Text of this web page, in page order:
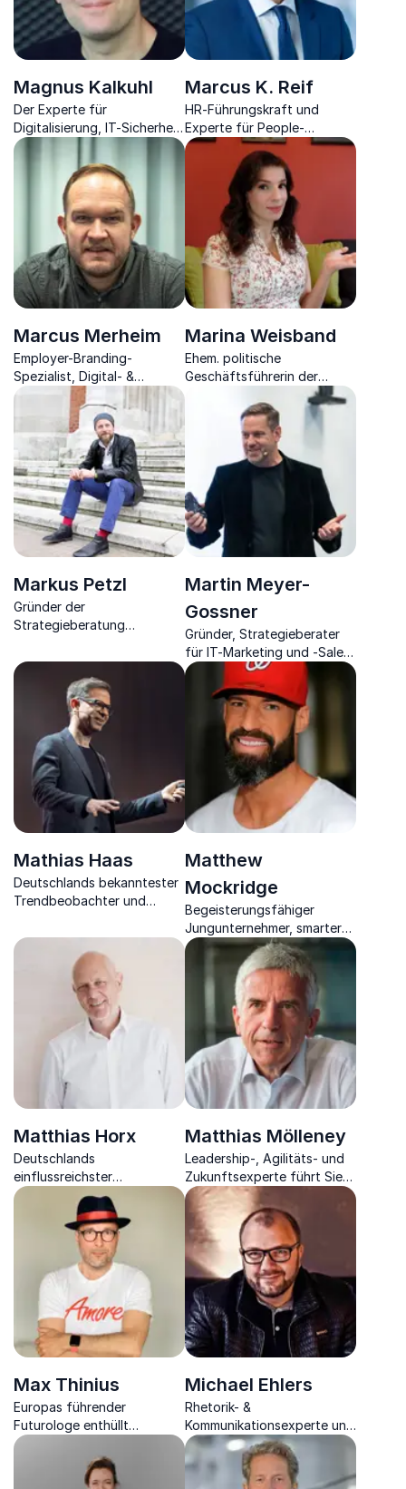
Magnus Kalkuhl
Der Experte für
Digitalisierung, IT-Sicherheit
und KI bringt Sie
geschmeidig und viel Humor
auf den aktuellsten Stand
der Technik und zeigt Ihnen
die Zukunft.
Marcus K. Reif
HR-Führungskraft und
Experte für People-
Management zeigt Ihnen
den positiven Einfluss einer
modernen Personalarbeit.
Marcus Merheim
Employer-Branding-
Spezialist, Digital- &
Medienmanager und
Marina Weisband
Ehem. politische
Geschäftsführerin der
Piratenpartei, Expertin für
digitale Partizipation &
Bildung spricht zur
politischen Meinungsbildung
& Demokratie
Markus Petzl
Gründer der
Strategieberatung
strategy“ hinterfragt
existierende
Geschäftsmodelle und
sucht neue Chancen für
Unternehmen.
Martin Meyer-
Gossner
Gründer, Strategieberater
für IT-Marketing und -Sales;
Moderator, Keynotes zu
Customer Experience; ROI,
KI, Digitalisierung sowie
Change Adoption.
Mathias Haas
Deutschlands bekanntester
Trendbeobachter und
Trends von Morgen.
Matthew
Mockridge
Begeisterungsfähiger
Jungunternehmer, smarter
Entrepreneur und Start-Up
Gründer fesselt Sie in seinen
Kick-Ass Vorträgen.
Matthias Horx
Deutschlands
einflussreichster
Zukunftsforscher, Gründer
des Zukunftsinstituts und
Keynote Speaker.
Matthias Mölleney
Leadership-, Agilitäts- und
Zukunftsexperte führt Sie
und Ihr Unternehmen über
das Konzept erfolgreicher
Führung hinaus.
Max Thinius
Europas führender
Futurologe enthüllt
Zukunftstrends und gibt
zukunftsweisende
Perspektiven für Ihr
Michael Ehlers
Rhetorik- &
Kommunikationsexperte und
Autor macht Digitale
Transformation, Motivation
sowie die Redekunst